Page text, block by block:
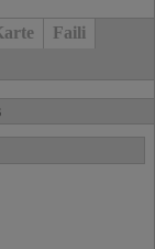
Faili